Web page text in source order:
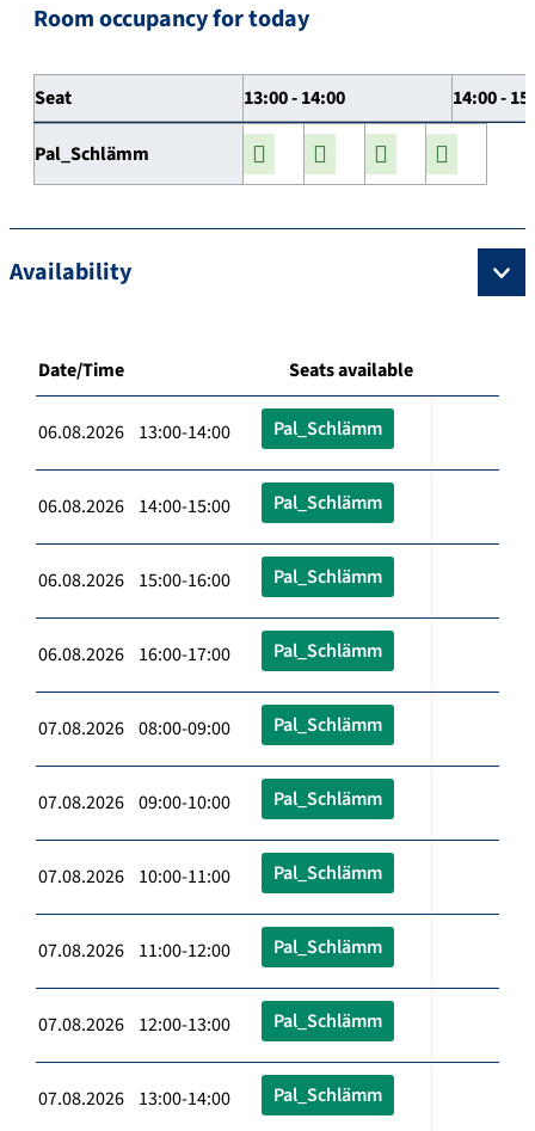
Room occupancy for today
Seat 13:00 - 14:00 14:00 -
Pal_Schlämm
Availability
Date/Time Seats available
06.08.2026 13:00-14:00 Pal_Schlämm
06.08.2026 14:00-15:00 Pal_Schlämm
06.08.2026 15:00-16:00 Pal_Schlämm
06.08.2026 16:00-17:00 Pal_Schlämm
07.08.2026 08:00-09:00 Pal_Schlämm
07.08.2026 09:00-10:00 Pal_Schlämm
07.08.2026 10:00-11:00 Pal_Schlämm
07.08.2026 11:00-12:00 Pal_Schlämm
07.08.2026 12:00-13:00 Pal_Schlämm
07.08.2026 13:00-14:00 Pal_Schlämm